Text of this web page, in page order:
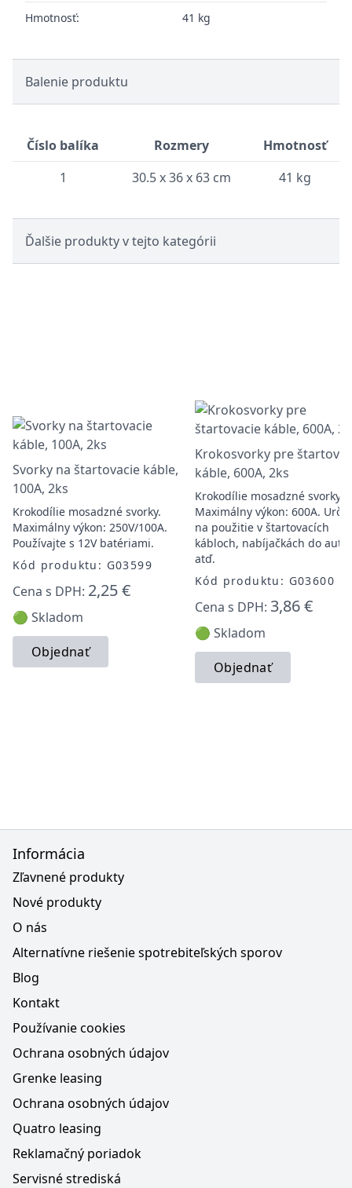
Hmotnosť: 41 kg
Balenie produktu
Číslo balíka Rozmery
Hmotnosť
1
30.5 x 36 x 63 cm 41 kg
Ďalšie produkty v tejto kategórii
Svorky na štartovacie káble,
100A, 2ks
Krokodílie mosadzné svorky.
Maximálny výkon: 250V/100A.
Používajte s 12V batériami.
Kód produktu: G03599
Cena s DPH: 2,25 €
🟢 Skladom
Objednať
Krokosvorky pre
káble, 600A, 2ks
Krokodílie mosadzné svorky.
Maximálny výkon: 600A.
na použitie v štartovacích
kábloch, nabíjačkách do auta
atď.
Kód produktu: G03600
Cena s DPH: 3,86 €
🟢 Skladom
Objednať
Informácia
Zľavnené produkty
Nové produkty
O nás
Alternatívne riešenie spotrebiteľských sporov
Blog
Kontakt
Používanie cookies
Ochrana osobných údajov
Grenke leasing
Ochrana osobných údajov
Quatro leasing
Reklamačný poriadok
Servisné strediská